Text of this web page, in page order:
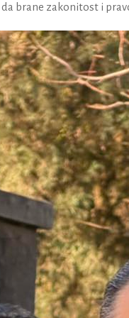
brane zakonitost i